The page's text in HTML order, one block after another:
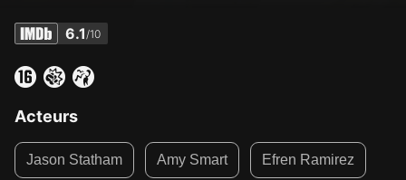
6.1 /10
Acteurs
Jason Statham Amy Smart Efren Ramirez